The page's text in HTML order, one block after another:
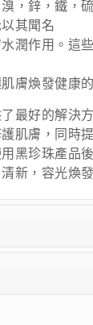
，鋅，鐵，
其聞名
潤作用。這
膚煥發健康
最好的解決
肌膚，同時
黑珍珠產品後
新，容光煥